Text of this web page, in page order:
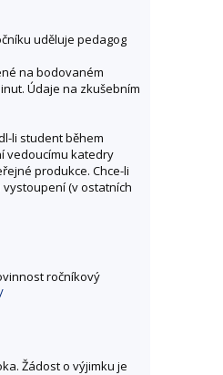
uděluje pedagog
na bodovaném
Údaje na zkušebním
li student během
vedoucímu katedry
produkce. Chce-li
(v ostatních
ročníkový
Žádost o výjimku je